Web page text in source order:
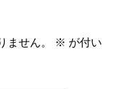
ません。 ※ が付い